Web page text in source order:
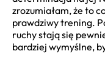
zrozumiałam, że to
prawdziwy trening.
ruchy stają się
bardziej wymyślne,